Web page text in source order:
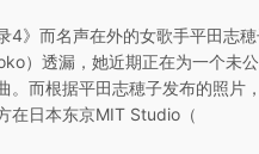
4》而名声在外的女歌手平田志
）透漏，她近期正在为一个未
。而根据平田志穂子发布的照片
在日本东京MIT Studio（